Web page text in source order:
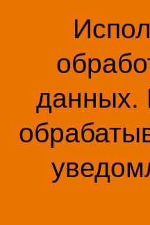
данных.